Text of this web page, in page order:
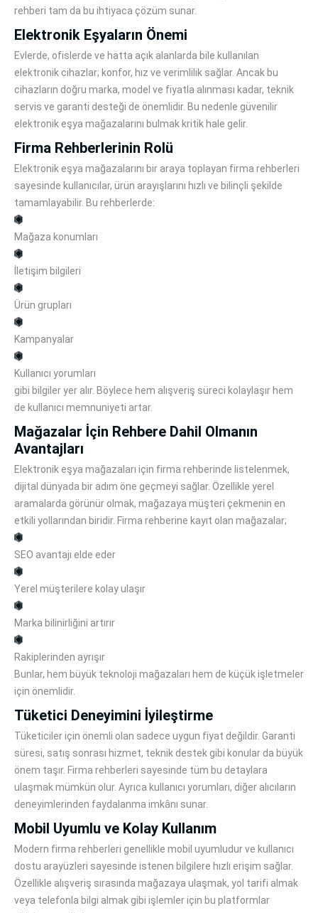
rehberi tam da bu ihtiyaca çözüm sunar.
Elektronik Eşyaların Önemi
Evlerde, ofislerde ve hatta açık alanlarda bile kullanılan
elektronik cihazlar; konfor, hız ve verimlilik sağlar. Ancak bu
cihazların doğru marka, model ve fiyatla alınması kadar, teknik
servis ve garanti desteği de önemlidir. Bu nedenle güvenilir
elektronik eşya mağazalarını bulmak kritik hale gelir.
Firma Rehberlerinin Rolü
Elektronik eşya mağazalarını bir araya toplayan firma rehberleri
sayesinde kullanıcılar, ürün arayışlarını hızlı ve bilinçli şekilde
tamamlayabilir. Bu rehberlerde:
Mağaza konumları
İletişim bilgileri
Ürün grupları
Kampanyalar
Kullanıcı yorumları
gibi bilgiler yer alır. Böylece hem alışveriş süreci kolaylaşır hem
de kullanıcı memnuniyeti artar.
Mağazalar İçin Rehbere Dahil Olmanın
Avantajları
Elektronik eşya mağazaları için firma rehberinde listelenmek,
dijital dünyada bir adım öne geçmeyi sağlar. Özellikle yerel
aramalarda görünür olmak, mağazaya müşteri çekmenin en
etkili yollarından biridir. Firma rehberine kayıt olan mağazalar;
SEO avantajı elde eder
Yerel müşterilere kolay ulaşır
Marka bilinirliğini artırır
Rakiplerinden ayrışır
Bunlar, hem büyük teknoloji mağazaları hem de küçük işletmeler
için önemlidir.
Tüketici Deneyimini İyileştirme
Tüketiciler için önemli olan sadece uygun fiyat değildir. Garanti
süresi, satış sonrası hizmet, teknik destek gibi konular da büyük
önem taşır. Firma rehberleri sayesinde tüm bu detaylara
ulaşmak mümkün olur. Ayrıca kullanıcı yorumları, diğer alıcıların
deneyimlerinden faydalanma imkânı sunar.
Mobil Uyumlu ve Kolay Kullanım
Modern firma rehberleri genellikle mobil uyumludur ve kullanıcı
dostu arayüzleri sayesinde istenen bilgilere hızlı erişim sağlar.
Özellikle alışveriş sırasında mağazaya ulaşmak, yol tarifi almak
veya telefonla bilgi almak gibi işlemler için bu platformlar